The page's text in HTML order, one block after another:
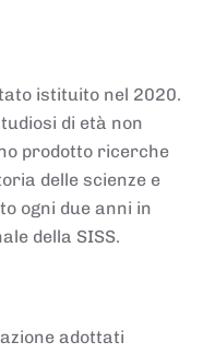
istituito nel 2020.
di età non
prodotto ricerche
delle scienze e
ogni due anni in
della SISS.
adottati